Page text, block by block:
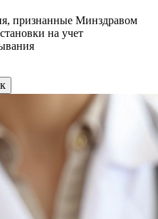
признанные Минздравом
на учет